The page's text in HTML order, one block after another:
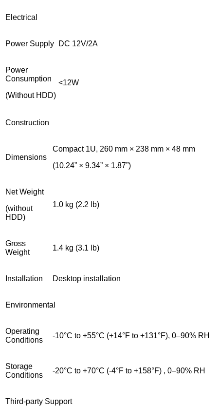
Electrical
Power Supply DC 12V/2A
Power
Consumption
(Without HDD)
<12W
Construction
Dimensions
Compact 1U, 260 mm × 238 mm × 48 mm
(10.24” × 9.34” × 1.87”)
Net Weight
(without
HDD)
1.0 kg (2.2 lb)
Gross
Weight
1.4 kg (3.1 lb)
Installation Desktop installation
Environmental
Operating
Conditions
-10°C to +55°C (+14°F to +131°F), 0–90% RH
Storage
Conditions
-20°C to +70°C (-4°F to +158°F) , 0–90% RH
Third-party Support